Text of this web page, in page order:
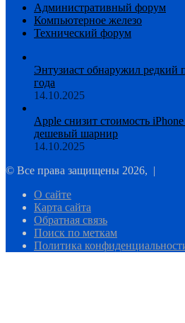
Административный форум
Компьютерное железо
Технический форум
Энтузиаст обнаружил редкий
года
14.10.2025
Apple снизит стоимость
дешевый шарнир
14.10.2025
© Все права защищены 2026, |
О сайте
Карта сайта
Обратная связь
Поиск по меткам
Политика